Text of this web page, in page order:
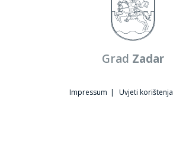
Grad Zadar
Impressum | Uvjeti korištenja